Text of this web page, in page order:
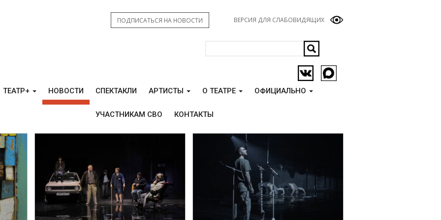
ВЕРСИЯ ДЛЯ СЛАБОВИДЯЩИХ
ПОДПИСАТЬСЯ НА НОВОСТИ
ТЕАТР+ НОВОСТИ СПЕКТАКЛИ АРТИСТЫ О ТЕАТРЕ ОФИЦИАЛЬНО
УЧАСТНИКАМ СВО КОНТАКТЫ